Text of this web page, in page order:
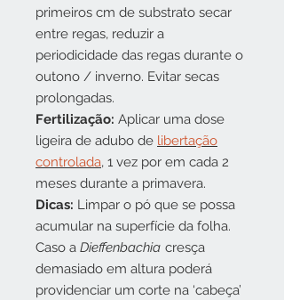
primeiros cm de substrato secar
entre regas, reduzir a
periodicidade das regas durante o
outono / inverno. Evitar secas
prolongadas.
Fertilização: Aplicar uma dose
ligeira de adubo de libertação
controlada, 1 vez por em cada 2
meses durante a primavera.
Dicas: Limpar o pó que se possa
acumular na superfície da folha.
Caso a Dieffenbachia cresça
demasiado em altura poderá
providenciar um corte na ‘cabeça’